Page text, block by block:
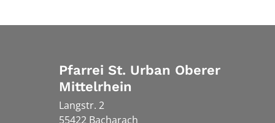
Pfarrei St. Urban Oberer
Mittelrhein
Langstr. 2
55422 Bacharach